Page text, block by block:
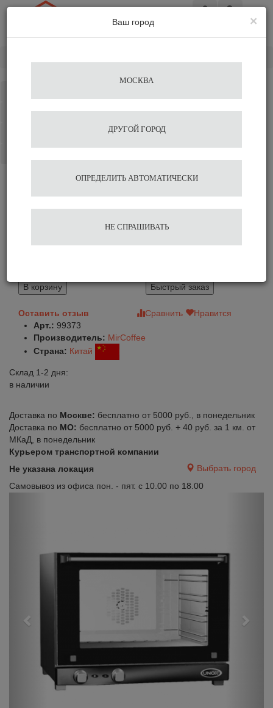
Избранное
ПЕЧЬ
КОНВЕКЦИОННАЯ
UNOX XF023
В корзину
Быстрый заказ
Оставить отзыв Сравнить
Нравится
Арт.: 99373
Производитель: MirCoffee
Страна: Китай
Склад 1-2 дня:
в наличии
Доставка по Москве: бесплатно от 5000 руб., в понедельник
Доставка по МО: бесплатно от 5000 руб. + 40 руб. за 1 км. от
МКаД, в понедельник
Курьером транспортной компании
Не указана локация
Выбрать город
Самовывоз из офиса пон. - пят. с 10.00 по 18.00
×
Ваш город
МОСКВА
ДРУГОЙ ГОРОД
ОПРЕДЕЛИТЬ АВТОМАТИЧЕСКИ
НЕ СПРАШИВАТЬ